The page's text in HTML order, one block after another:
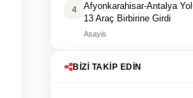
4
Afyonkarahisar-Antalya
13 Araç Birbirine Girdi
Asayis
BIZI TAKIP EDIN